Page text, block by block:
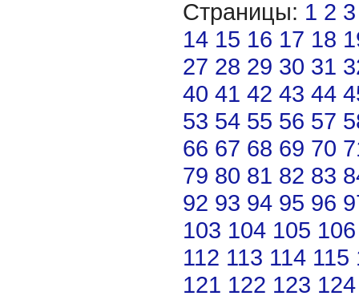
Страницы: 1 2 3
14 15 16 17 18
27 28 29 30 31
40 41 42 43 44
53 54 55 56 57
66 67 68 69 70
79 80 81 82 83
92 93 94 95 96
103 104 105 106
112 113 114 115
121 122 123 124